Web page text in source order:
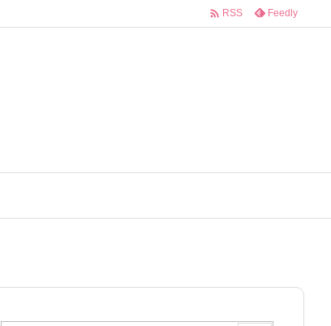
 RSS Feedly